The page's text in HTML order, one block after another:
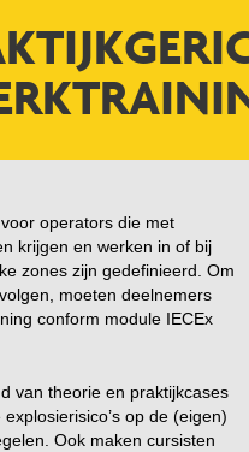
operators die met
krijgen en werken in of bij
zones zijn gedefinieerd. Om
moeten deelnemers
conform module IECEx
van theorie en praktijkcases
op de (eigen)
Ook maken cursisten